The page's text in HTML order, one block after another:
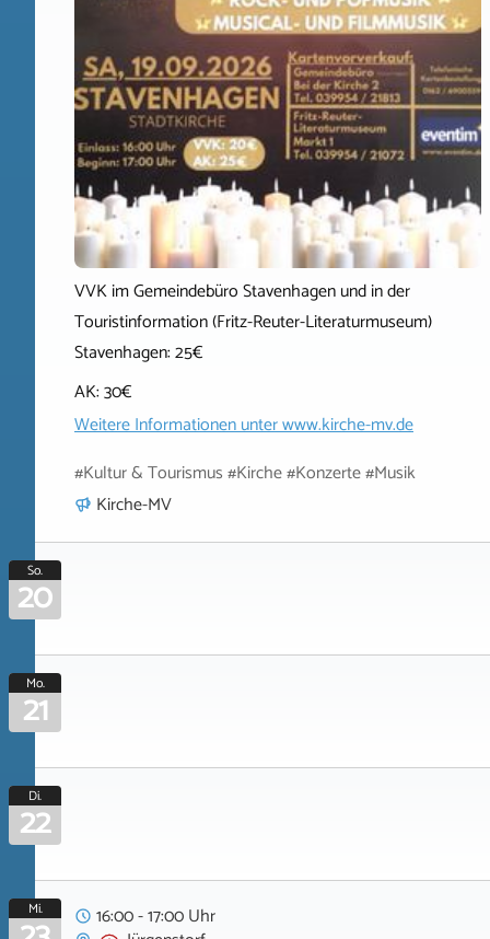
VVK im Gemeindebüro Stavenhagen und in der
Touristinformation (Fritz-Reuter-Literaturmuseum)
Stavenhagen: 25€
AK: 30€
Weitere Informationen unterwww.kirche-mv.de
#Kultur & Tourismus #Kirche #Konzerte #Musik
Kirche-MV
So.
20
Mo.
21
Di.
22
Mi.
16:00 - 17:00 Uhr